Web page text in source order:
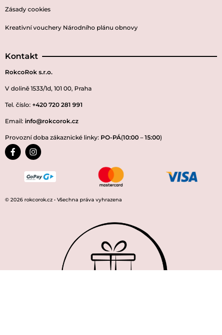
Zásady cookies
Kreativní vouchery Národního plánu obnovy
Kontakt
RokcoRok s.r.o.
V dolině 1533/1d, 101 00, Praha
Tel. číslo: +420 720 281 991
Email: info@rokcorok.cz
Provozní doba zákaznické linky: PO-PÁ(10:00 – 15:00)
© 2026 rokcorok.cz • Všechna práva vyhrazena